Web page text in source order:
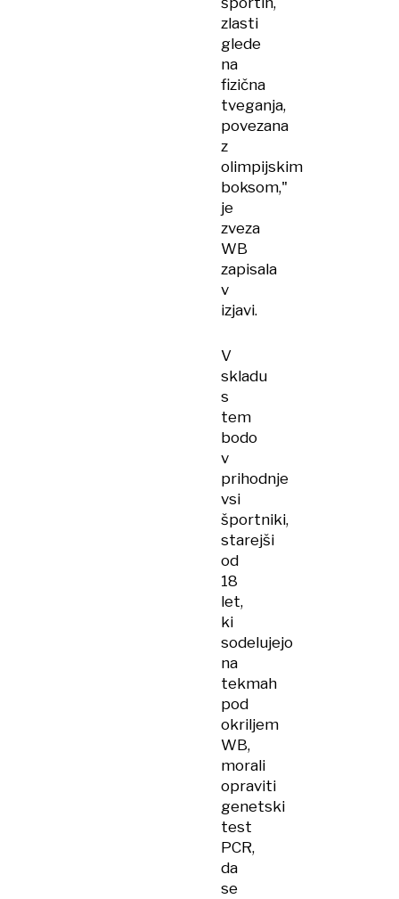
zlasti
glede
na
fizična
tveganja,
povezana
z
olimpijskim
boksom,"
je
zveza
WB
zapisala
v
izjavi.
V
skladu
s
tem
bodo
v
prihodnje
vsi
športniki,
starejši
od
18
let,
ki
sodelujejo
na
tekmah
pod
okriljem
WB,
morali
opraviti
genetski
test
PCR,
da
se